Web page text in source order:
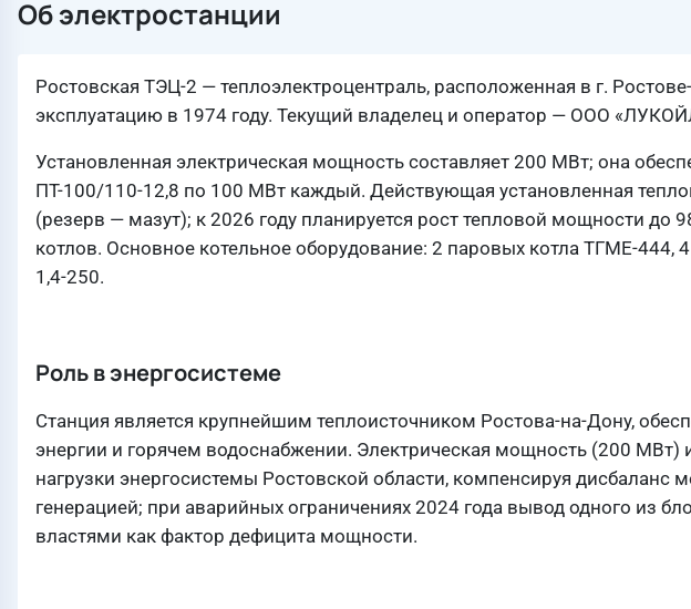
Об электростанции
Ростовская ТЭЦ-2 — теплоэлектроцентраль, расположенная в г.
эксплуатацию в 1974 году. Текущий владелец и оператор — ООО
Установленная электрическая мощность составляет 200 МВт; она
ПТ-100/110-12,8 по 100 МВт каждый. Действующая установленная
(резерв — мазут); к 2026 году планируется рост тепловой мощности до
котлов. Основное котельное оборудование: 2 паровых котла ТГМЕ-444,
1,4-250.
Роль в энергосистеме
Станция является крупнейшим теплоисточником Ростова-на-Дону,
энергии и горячем водоснабжении. Электрическая мощность (200 МВт)
нагрузки энергосистемы Ростовской области, компенсируя
генерацией; при аварийных ограничениях 2024 года вывод одного из
властями как фактор дефицита мощности.